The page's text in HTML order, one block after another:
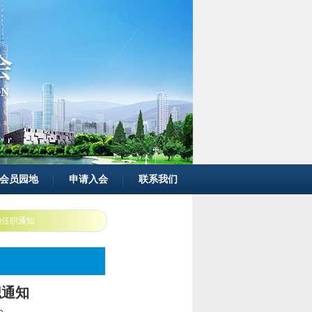
员园地 申请入会 联系我们
职通知
知